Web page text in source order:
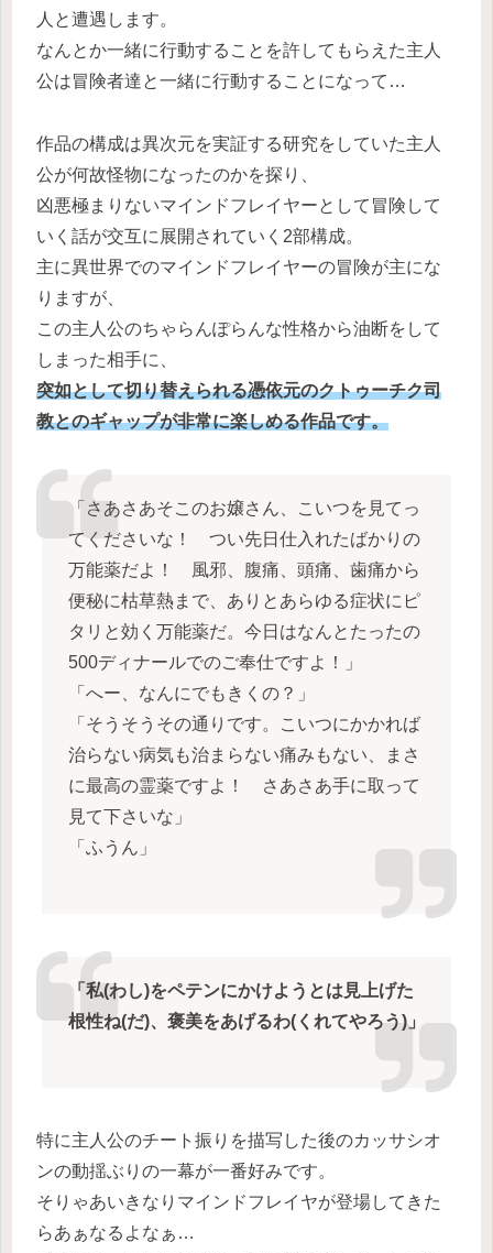
人と遭遇します。
なんとか一緒に行動することを許してもらえた主人
公は冒険者達と一緒に行動することになって…
作品の構成は異次元を実証する研究をしていた主人
公が何故怪物になったのかを探り、
凶悪極まりないマインドフレイヤーとして冒険して
いく話が交互に展開されていく2部構成。
主に異世界でのマインドフレイヤーの冒険が主にな
りますが、
この主人公のちゃらんぽらんな性格から油断をして
しまった相手に、
突如として切り替えられる憑依元のクトゥーチク司
教とのギャップが非常に楽しめる作品です。
「さあさあそこのお嬢さん、こいつを見てっ
てくださいな！ つい先日仕入れたばかりの
万能薬だよ！ 風邪、腹痛、頭痛、歯痛から
便秘に枯草熱まで、ありとあらゆる症状にピ
タリと効く万能薬だ。今日はなんとたったの
500ディナールでのご奉仕ですよ！」
「へー、なんにでもきくの？」
「そうそうその通りです。こいつにかかれば
治らない病気も治まらない痛みもない、まさ
に最高の霊薬ですよ！ さあさあ手に取って
見て下さいな」
「ふうん」
「私(わし)をペテンにかけようとは見上げた
根性ね(だ)、褒美をあげるわ(くれてやろう)」
特に主人公のチート振りを描写した後のカッサシオ
ンの動揺ぶりの一幕が一番好みです。
そりゃあいきなりマインドフレイヤが登場してきた
らあぁなるよなぁ…